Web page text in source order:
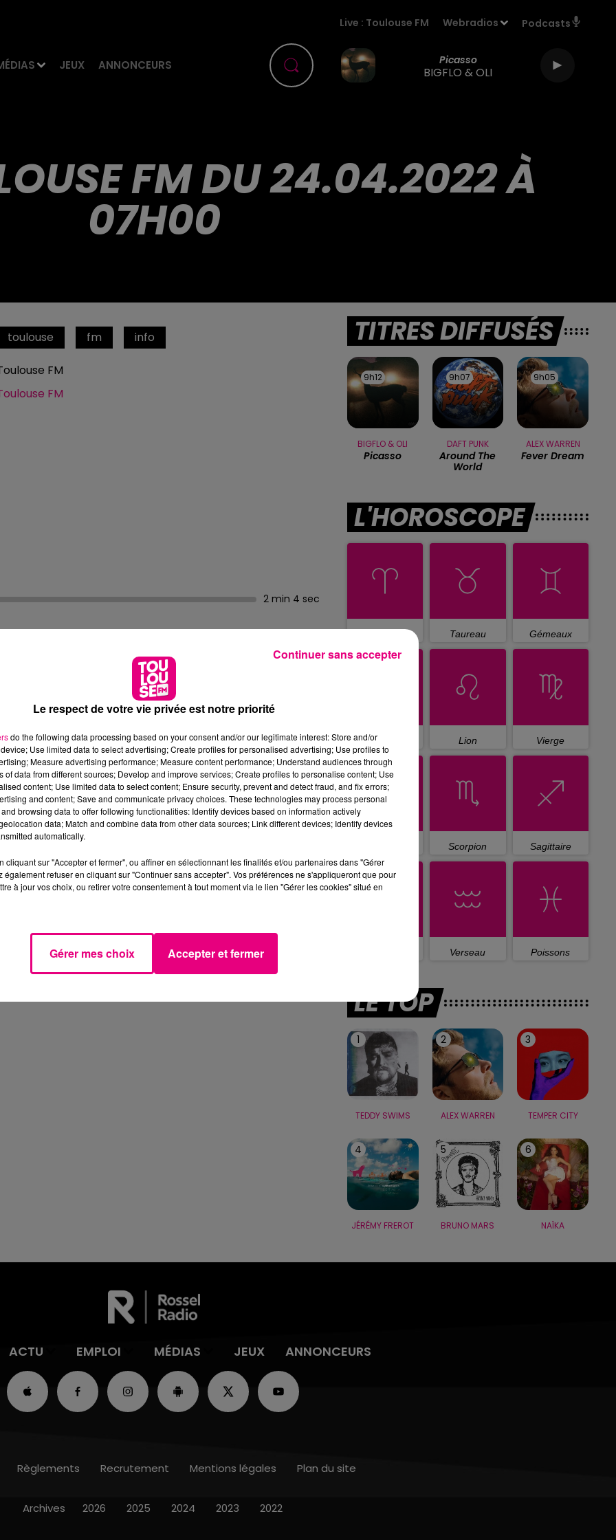
JEUX ANNONCEURS
Live : Toulouse FM Webradios Podcasts
Picasso
BIGFLO & OLI
FM DU 24.04.2022 À
07H00
toulouse fm info
FM
FM
2 min 4 sec
TITRES DIFFUSÉS
9h12
9h12
BIGFLO & OLI
Picasso
9h07
9h07
DAFT PUNK
Around The
World
9h05
9h05
ALEX WARREN
Fever Dream
L'HOROSCOPE
Taureau Gémeaux
Cancer Lion Vierge
Scorpion Sagittaire
Verseau Poissons
LE TOP
1
TEDDY SWIMS
2
ALEX WARREN
3
TEMPER CITY
4
JÉRÉMY FREROT
5
BRUNO MARS
6
NAÏKA
ACTU EMPLOI MÉDIAS JEUX ANNONCEURS
Règlements Recrutement Mentions légales Plan du site
Archives 2026 2025 2024 2023 2022
Le respect de votre vie privée est notre priorité
do the following data processing based on your consent and/or our legitimate interest: Store and/or
Use limited data to select advertising; Create profiles for personalised advertising; Use profiles to
Measure advertising performance; Measure content performance; Understand audiences through
of data from different sources; Develop and improve services; Create profiles to personalise content; Use
content; Use limited data to select content; Ensure security, prevent and detect fraud, and fix errors;
and content; Save and communicate privacy choices. These technologies may process personal
browsing data to offer following functionalities: Identify devices based on information actively
data; Match and combine data from other data sources; Link different devices; Identify devices
automatically.
cliquant sur "Accepter et fermer", ou affiner en sélectionnant les finalités et/ou partenaires dans "Gérer
également refuser en cliquant sur "Continuer sans accepter". Vos préférences ne s'appliqueront que pour
à jour vos choix, ou retirer votre consentement à tout moment via le lien "Gérer les cookies" situé en
Gérer mes choix Accepter et fermer
Continuer sans accepter